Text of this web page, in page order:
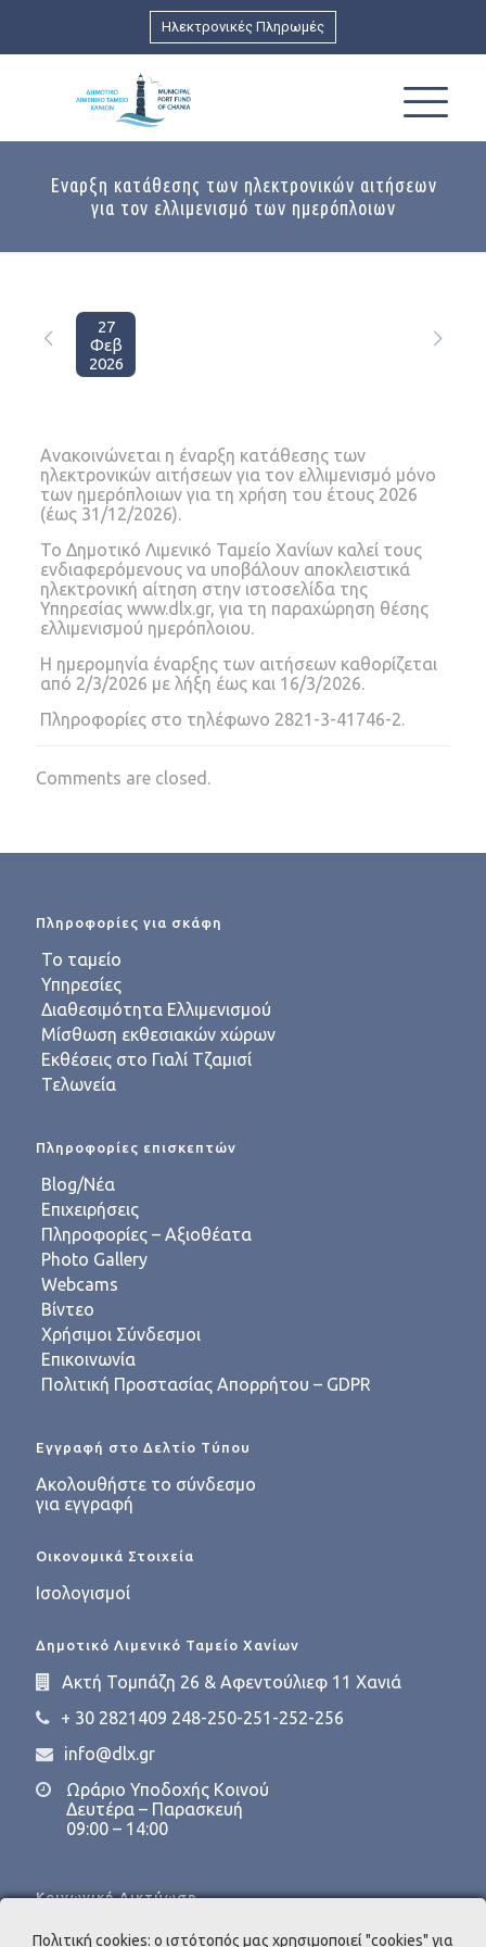
Ηλεκτρονικές Πληρωμές
Εναρξη κατάθεσης των ηλεκτρονικών αιτήσεων
για τον ελλιμενισμό των ημερόπλοιων
27
Φεβ
2026
Ανακοινώνεται η έναρξη κατάθεσης των
ηλεκτρονικών αιτήσεων για τον ελλιμενισμό μόνο
των ημερόπλοιων για τη χρήση του έτους 2026
(έως 31/12/2026).
Το Δημοτικό Λιμενικό Ταμείο Χανίων καλεί τους
ενδιαφερόμενους να υποβάλουν αποκλειστικά
ηλεκτρονική αίτηση στην ιστοσελίδα της
Υπηρεσίας www.dlx.gr, για τη παραχώρηση θέσης
ελλιμενισμού ημερόπλοιου.
Η ημερομηνία έναρξης των αιτήσεων καθορίζεται
από 2/3/2026 με λήξη έως και 16/3/2026.
Πληροφορίες στο τηλέφωνο 2821-3-41746-2.
Comments are closed.
Πληροφορίες για σκάφη
Το ταμείο
Υπηρεσίες
Διαθεσιμότητα Ελλιμενισμού
Μίσθωση εκθεσιακών χώρων
Εκθέσεις στο Γιαλί Τζαμισί
Τελωνεία
Πληροφορίες επισκεπτών
Blog/Νέα
Επιχειρήσεις
Πληροφορίες – Αξιοθέατα
Photo Gallery
Webcams
Βίντεο
Χρήσιμοι Σύνδεσμοι
Επικοινωνία
Πολιτική Προστασίας Απορρήτου – GDPR
Εγγραφή στο Δελτίο Τύπου
Ακολουθήστε το σύνδεσμο
για εγγραφή
Οικονομικά Στοιχεία
Ισολογισμοί
Δημοτικό Λιμενικό Ταμείο Χανίων
Ακτή Τομπάζη 26 & Αφεντούλιεφ 11 Χανιά
+ 30 2821409 248-250-251-252-256
info@dlx.gr
Ωράριο Υποδοχής Κοινού
Δευτέρα – Παρασκευή
09:00 – 14:00
Κοινωνική Δικτύωση
Πολιτική cookies: ο ιστότοπός μας χρησιμοποιεί "cookies" για